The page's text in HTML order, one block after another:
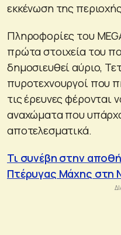
εκκένωση της
Πληροφορίες του
πρώτα στοιχεία του
δημοσιευθεί αύριο,
πυροτεχνουργοί που
τις έρευνες φέρονται
αναχώματα που
αποτελεσματικά.
Τι συνέβη στην
Πτέρυγας Μάχης στη